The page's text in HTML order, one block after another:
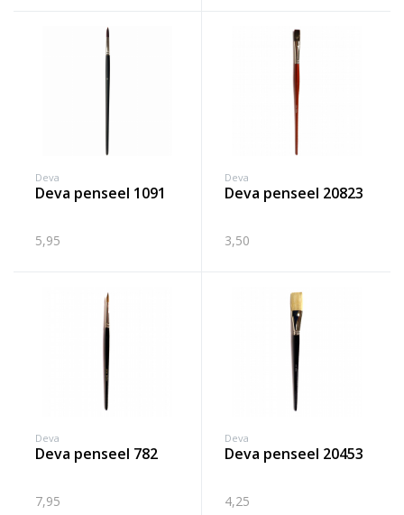
Deva
deva penseel 1091
5,95
Deva
deva penseel 20823
3,50
Deva
deva penseel 782
7,95
Deva
deva penseel 20453
4,25